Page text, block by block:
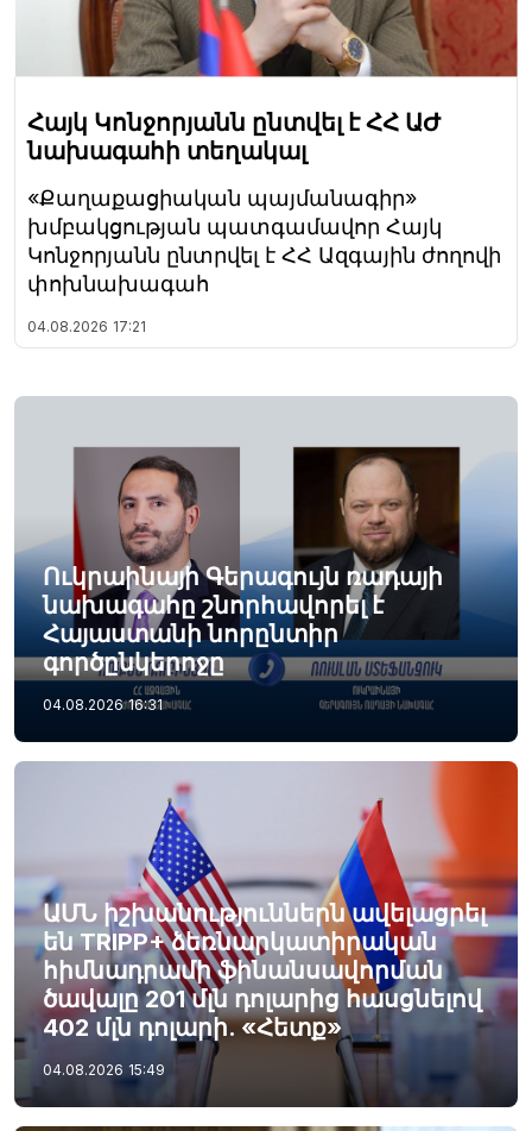
Հայկ Կոնջորյանն ընտվել է ՀՀ ԱԺ
նախագահի տեղակալ
«Քաղաքացիական պայմանագիր»
խմբակցության պատգամավոր Հայկ
Կոնջորյանն ընտրվել է ՀՀ Ազգային ժողովի
փոխնախագահ
04.08.2026 17:21
Ուկրաինայի Գերագույն ռադայի
նախագահը շնորհավորել է
Հայաստանի նորընտիր
գործընկերոջը
04.08.2026 16:31
ԱՄՆ իշխանություններն ավելացրել
են TRIPP+ ձեռնարկատիրական
հիմնադրամի ֆինանսավորման
ծավալը 201 մլն դոլարից հասցնելով
402 մլն դոլարի. «Հետք»
04.08.2026 15:49